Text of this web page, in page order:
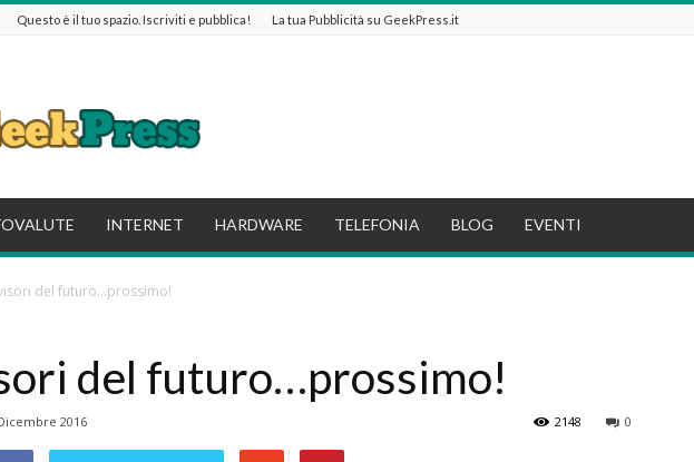
Questo è il tuo spazio. Iscriviti e pubblica! La tua Pubblicità su GeekPress.it
INTERNET HARDWARE TELEFONIA BLOG EVENTI
del futuro…prossimo!
del futuro…prossimo!
2016 0
2148